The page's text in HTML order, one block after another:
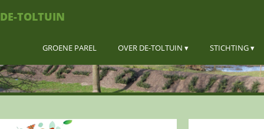
DE-TOLTUIN
GROENE PAREL OVER DE-TOLTUIN STICHTING